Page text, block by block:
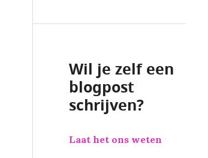
Wil je zelf een
blogpost
schrijven?
Laat het ons weten